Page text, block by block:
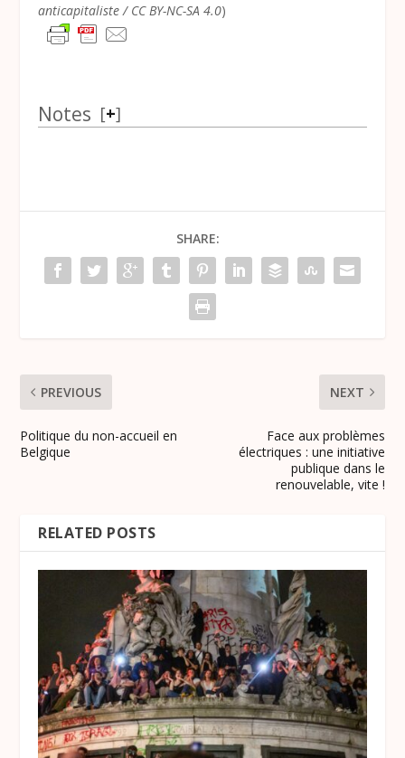
anticapitaliste / CC BY-NC-SA 4.0)
Notes [+]
SHARE:
PREVIOUS
Politique du non-accueil en
Belgique
NEXT
Face aux problèmes
électriques : une initiative
publique dans le
renouvelable, vite !
RELATED POSTS